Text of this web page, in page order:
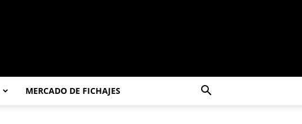
MERCADO DE FICHAJES